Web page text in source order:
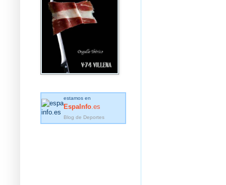
estamos en
EspaInfo .es
Blog de Deportes